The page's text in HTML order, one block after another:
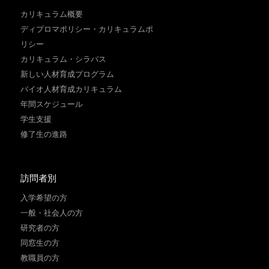
カリキュラム概要
ディプロマポリシー・カリキュラムポ
リシー
カリキュラム・シラバス
新しい人材育成プログラム
バイオ人材育成カリキュラム
年間スケジュール
学生支援
修了生の進路
訪問者別
入学希望の方
一般・社会人の方
研究者の方
同窓生の方
教職員の方